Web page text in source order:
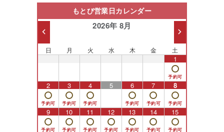
もとび営業日カレンダー
2026年 8月
日 月 火 水 木 金 土
1
2 3 4 5 6 7 8
9 10 11 12 13 14 15